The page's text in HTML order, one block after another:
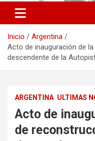
Inicio
Argentina
Acto de inauguración de
descendente de la
ARGENTINA ULTIMAS
Acto de
de